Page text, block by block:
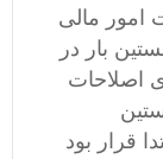
سال ۱۹۳۸ مدیریت امور مالی
بار در
اجرای اصلاحات
شد. در ابتدا قرار بود